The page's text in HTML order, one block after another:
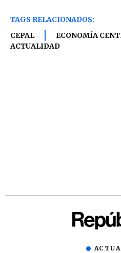
TAGS RELACIONADOS:
CEPAL
ECONOMÍA
ACTUALIDAD